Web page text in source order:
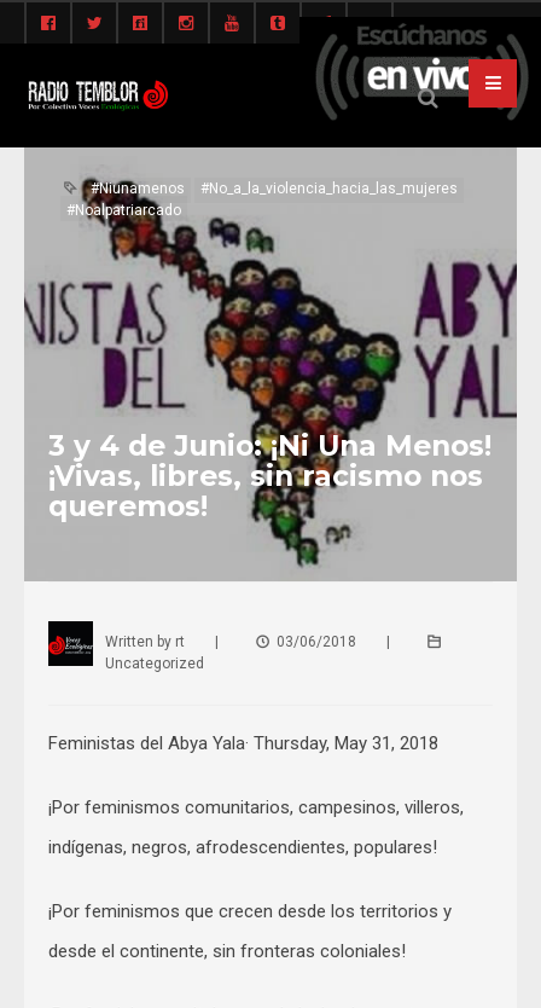
#Niunamenos
#No_a_la_violencia_hacia_las_mujeres
#Noalpatriarcado
3 y 4 de Junio: ¡Ni Una Menos!
¡Vivas, libres, sin racismo nos
queremos!
Written by rt | 03/06/2018
|
Uncategorized
Feministas del Abya Yala· Thursday, May 31, 2018
¡Por feminismos comunitarios, campesinos, villeros,
indígenas, negros, afrodescendientes, populares!
¡Por feminismos que crecen desde los territorios y
desde el continente, sin fronteras coloniales!